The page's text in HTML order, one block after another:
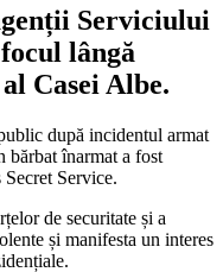
Serviciului
lângă
Casei Albe.
bărbat înarmat a fost
Service.
de securitate și a
și manifesta un interes